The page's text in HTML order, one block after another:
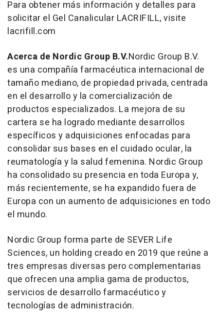
Para obtener más información y detalles para
solicitar el Gel Canalicular LACRIFILL, visite
lacrifill.com
Acerca de Nordic Group B.V.Nordic Group B.V.
es una compañía farmacéutica internacional de
tamaño mediano, de propiedad privada, centrada
en el desarrollo y la comercialización de
productos especializados. La mejora de su
cartera se ha logrado mediante desarrollos
específicos y adquisiciones enfocadas para
consolidar sus bases en el cuidado ocular, la
reumatología y la salud femenina. Nordic Group
ha consolidado su presencia en toda Europa y,
más recientemente, se ha expandido fuera de
Europa con un aumento de adquisiciones en todo
el mundo.
Nordic Group forma parte de SEVER Life
Sciences, un holding creado en 2019 que reúne a
tres empresas diversas pero complementarias
que ofrecen una amplia gama de productos,
servicios de desarrollo farmacéutico y
tecnologías de administración.